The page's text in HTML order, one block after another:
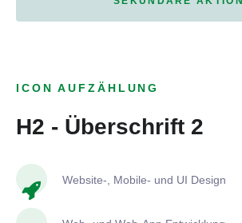
ICON AUFZÄHLUNG
H2 - Überschrift 2
Website-, Mobile- und UI Design